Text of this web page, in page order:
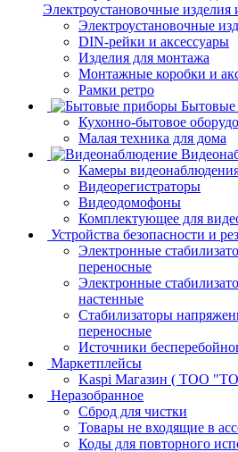
Электроустановочные изделия
Электроустановочные
DIN-рейки и аксессуары
Изделия для монтажа
Монтажные коробки и
Рамки ретро
Кухонно-бытовое
Малая техника для дома
Камеры
Видеорегистраторы
Видеодомофоны
Комплектующее для
Устройства безопасности и
Электронные
переносные
Электронные
настенные
Стабилизаторы
переносные
Источники
Маркетплейсы
Kaspi Магазин ( ТОО
Неразобранное
Сброд для чистки
Товары не входящие в
Коды для повторного